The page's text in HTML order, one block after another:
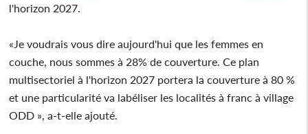
l'horizon 2027.
«Je voudrais vous dire aujourd'hui que les femmes en
couche, nous sommes à 28% de couverture. Ce plan
multisectoriel à l'horizon 2027 portera la couverture à 80 %
et une particularité va labéliser les localités à franc à village
ODD », a-t-elle ajouté.